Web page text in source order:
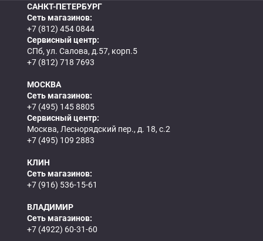
САНКТ-ПЕТЕРБУРГ
Сеть магазинов:
+7 (812) 454 0844
Сервисный центр:
СПб, ул. Салова, д.57, корп.5
+7 (812) 718 7693
МОСКВА
Сеть магазинов:
+7 (495) 145 8805
Сервисный центр:
Москва, Леснорядский пер., д. 18, с.2
+7 (495) 109 2883
КЛИН
Сеть магазинов:
+7 (916) 536-15-61
ВЛАДИМИР
Сеть магазинов:
+7 (4922) 60-31-60